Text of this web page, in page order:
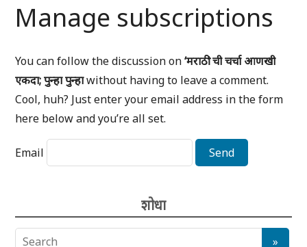
Manage subscriptions
You can follow the discussion on‘मराठी’ ची चर्चा आणखी
एकदा; पुन्हा पुन्हाwithout having to leave a comment.
Cool, huh? Just enter your email address in the form
here below and you’re all set.
Email
शोधा